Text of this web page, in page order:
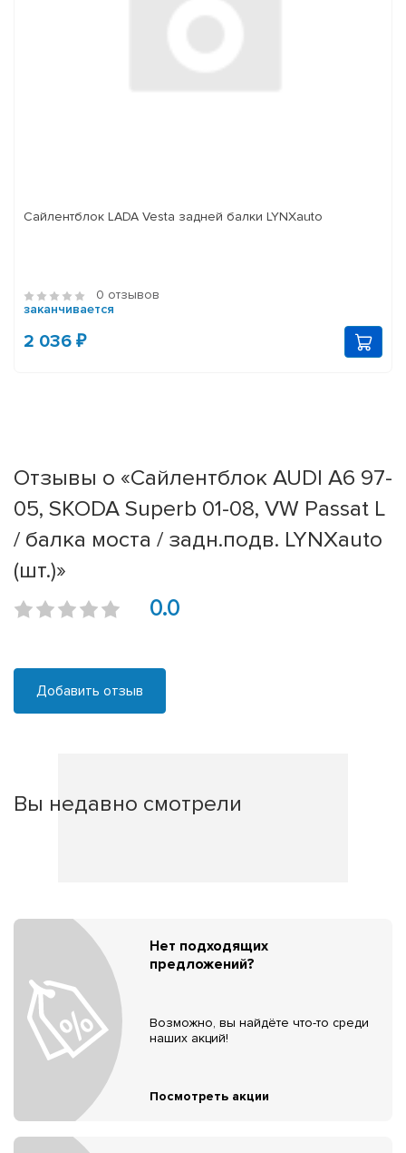
Сайлентблок LADA Vesta задней балки LYNXauto
0 отзывов
заканчивается
2 036 ₽
Отзывы о «Сайлентблок AUDI A6 97-
05, SKODA Superb 01-08, VW Passat L
/ балка моста / задн.подв. LYNXauto
(шт.)»
0.0
Добавить отзыв
Вы недавно смотрели
Нет подходящих
предложений?
Возможно, вы найдёте что-то среди
наших акций!
Посмотреть акции